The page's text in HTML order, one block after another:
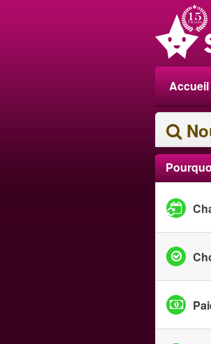
Accueil